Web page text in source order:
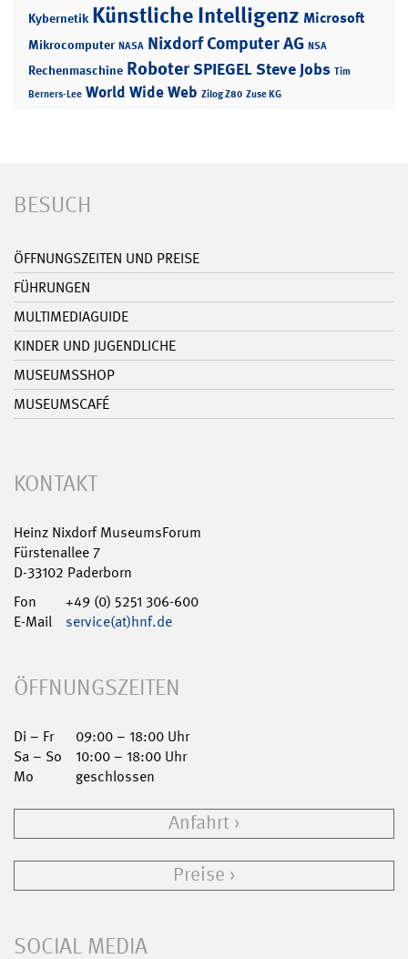
Kybernetik Künstliche Intelligenz Microsoft
Mikrocomputer NASA Nixdorf Computer AG NSA
Rechenmaschine RoboterSPIEGELSteve Jobs Tim
Berners-Lee World Wide Web Zilog Z80 Zuse KG
BESUCH
ÖFFNUNGSZEITEN UND PREISE
FÜHRUNGEN
MULTIMEDIAGUIDE
KINDER UND JUGENDLICHE
MUSEUMSSHOP
MUSEUMSCAFÉ
KONTAKT
Heinz Nixdorf MuseumsForum
Fürstenallee 7
D-33102 Paderborn
Fon
+49 (0) 5251 306-600
E-Mail
service(at)hnf.de
ÖFFNUNGSZEITEN
Di – Fr
09:00 – 18:00 Uhr
Sa – So
10:00 – 18:00 Uhr
Mo
geschlossen
Anfahrt
Preise
SOCIAL MEDIA